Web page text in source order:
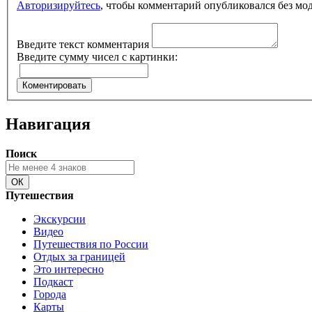
Авторизируйтесь, чтобы комментарий опубликовался без
Введите текст комментария
Введите сумму чисел с картинки:
Навигация
Поиск
Путешествия
Экскурсии
Видео
Путешествия по России
Отдых за границей
Это интересно
Подкаст
Города
Карты